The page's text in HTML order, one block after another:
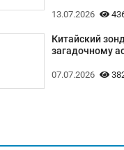
13.07.2026
Китайский
загадочному
07.07.2026